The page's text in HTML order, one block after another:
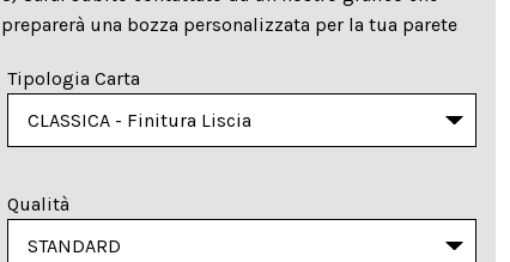
preparerà una bozza personalizzata per la tua parete
Tipologia Carta
Qualità